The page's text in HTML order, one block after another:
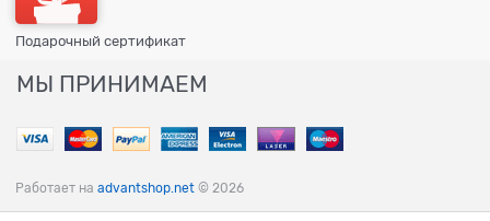
Подарочный сертификат
МЫ ПРИНИМАЕМ
Работает на advantshop.net © 2026